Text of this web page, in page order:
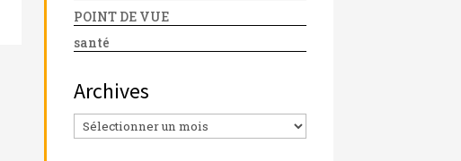
POINT DE VUE
santé
Archives
Archives